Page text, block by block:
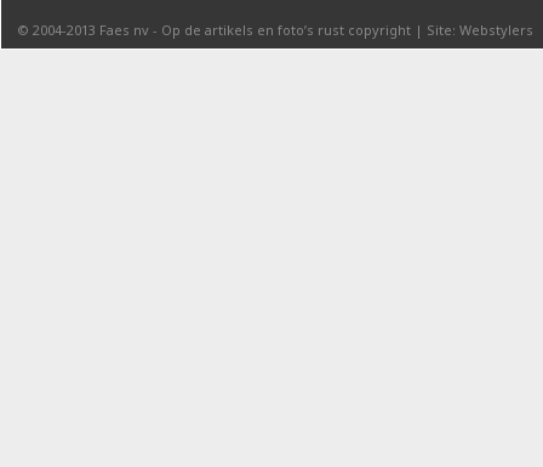
© 2004-2013 Faes nv - Op de artikels en foto’s rust copyright | Site: Webstylers